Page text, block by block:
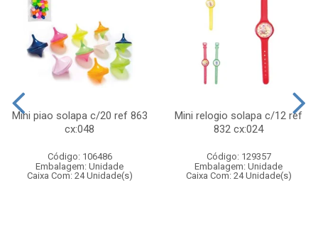
Mini piao solapa c/20 ref 863
cx:048
Código: 106486
Embalagem: Unidade
Caixa Com: 24 Unidade(s)
Mini relogio solapa c/12 ref
832 cx:024
Código: 129357
Embalagem: Unidade
Caixa Com: 24 Unidade(s)